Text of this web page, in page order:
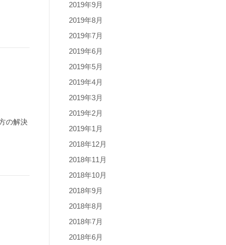
の解決
2019年9月
2019年8月
2019年7月
2019年6月
2019年5月
2019年4月
2019年3月
2019年2月
2019年1月
2018年12月
2018年11月
2018年10月
2018年9月
2018年8月
2018年7月
2018年6月